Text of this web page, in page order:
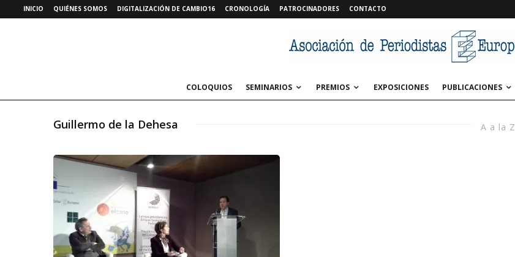
INICIO QUIÉNES SOMOS DIGITALIZACIÓN DE CAMBIO16 CRONOLOGÍA PATROCINADORES CONTACTO
COLOQUIOS SEMINARIOS PREMIOS EXPOSICIONES PUBLICACIONES
A a la Z
Guillermo de la Dehesa